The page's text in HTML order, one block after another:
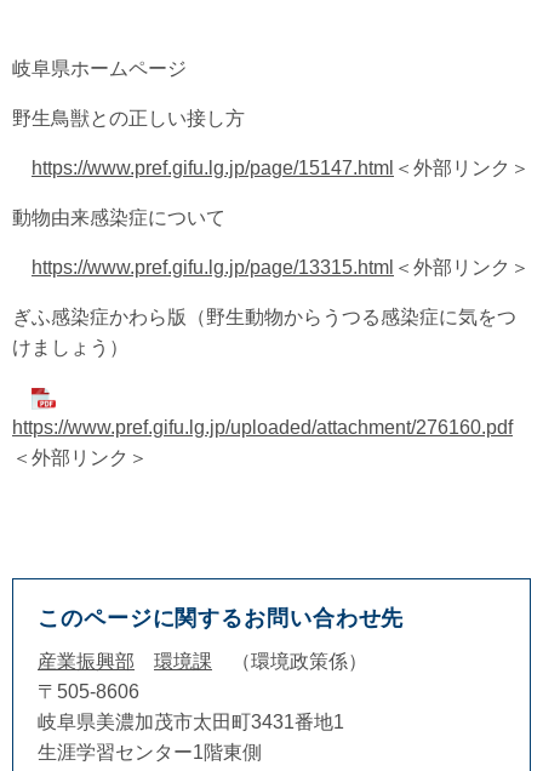
岐阜県ホームページ
野生鳥獣との正しい接し方
https://www.pref.gifu.lg.jp/page/15147.html ＜外部リンク＞
動物由来感染症について
https://www.pref.gifu.lg.jp/page/13315.html ＜外部リンク＞
ぎふ感染症かわら版（野生動物からうつる感染症に気をつ
けましょう）
https://www.pref.gifu.lg.jp/uploaded/attachment/276160.pdf
＜外部リンク＞
このページに関するお問い合わせ先
産業振興部 環境課
環境政策係
〒505-8606
岐阜県美濃加茂市太田町3431番地1
生涯学習センター1階東側